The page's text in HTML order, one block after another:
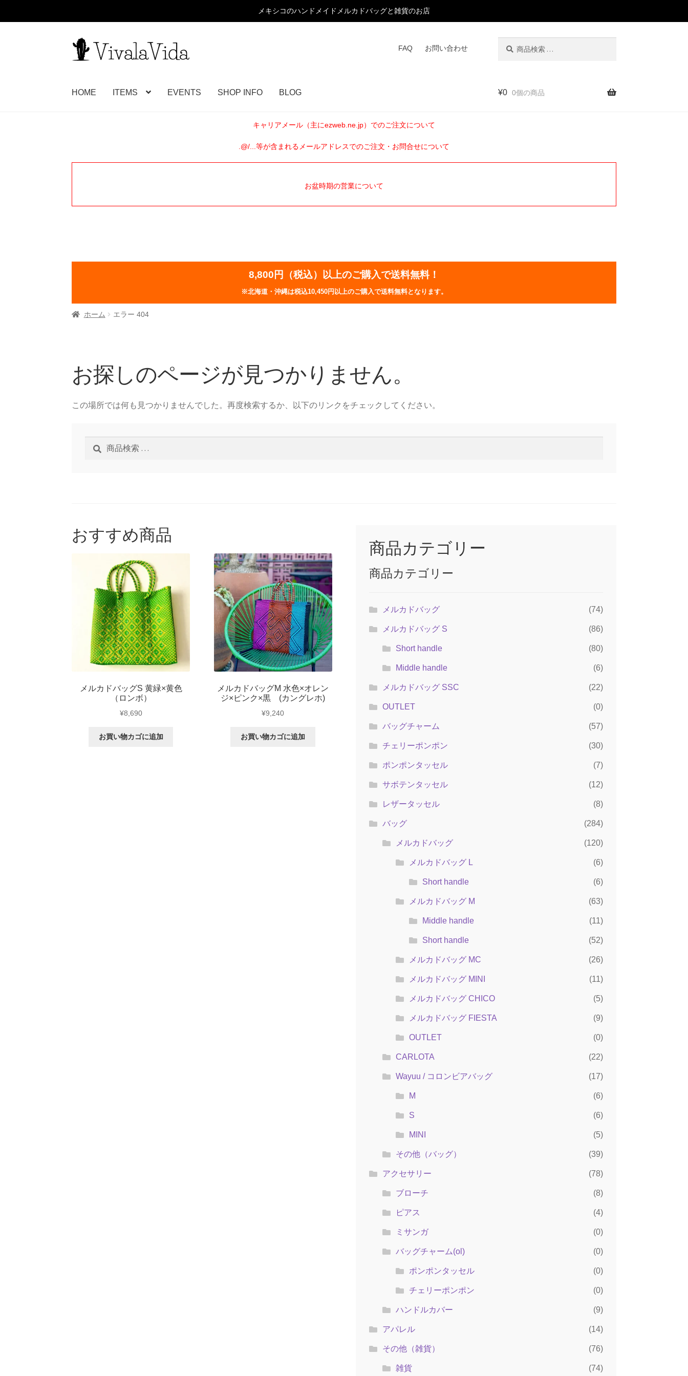
メキシコのハンドメイドメルカドバッグと雑貨のお店
ナ
ビ
シ
コ
ン
ツ
FAQ お問い合わせ
HOME ITEMS EVENTS SHOP INFO BLOG ¥0 0個の商品
キャリアメール（主にezweb.ne.jp）でのご注文について
.@/...等が含まれるメールアドレスでのご注文・お問合せについて
お盆時期の営業について
8,800円（税込）以上のご購入で送料無料！
※北海道・沖縄は税込10,450円以上のご購入で送料無料となります。
ホーム エラー 404
お探しのページが見つかりません。
この場所では何も見つかりませんでした。再度検索するか、以下のリンクをチェックしてください。
おすすめ商品
メルカドバッグS 黄緑×黄色
（ロンボ）
¥8,690
お買い物カゴに追加
メルカドバッグM 水色×オレン
ジ×ピンク×黒 (カングレホ)
¥9,240
お買い物カゴに追加
商品カテゴリー
商品カテゴリー
メルカドバッグ (74)
メルカドバッグ S (86)
Short handle (80)
Middle handle (6)
メルカドバッグ SSC (22)
OUTLET (0)
バッグチャーム (57)
チェリーポンポン (30)
ポンポンタッセル (7)
サボテンタッセル (12)
レザータッセル (8)
バッグ (284)
メルカドバッグ (120)
メルカドバッグ L (6)
Short handle (6)
メルカドバッグ M (63)
Middle handle (11)
Short handle (52)
メルカドバッグ MC (26)
メルカドバッグ MINI (11)
メルカドバッグ CHICO (5)
メルカドバッグ FIESTA (9)
OUTLET (0)
CARLOTA (22)
Wayuu / コロンビアバッグ (17)
M (6)
S (6)
MINI (5)
その他（バッグ） (39)
アクセサリー (78)
ブローチ (8)
ピアス (4)
ミサンガ (0)
バッグチャーム(ol) (0)
ポンポンタッセル (0)
チェリーポンポン (0)
ハンドルカバー (9)
アパレル (14)
その他（雑貨） (76)
雑貨 (74)